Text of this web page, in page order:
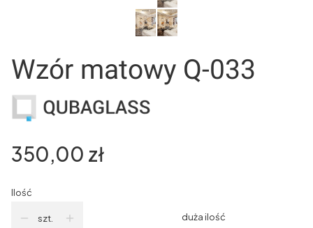
Wzór matowy Q-033
Cena
350,00 zł
Ilość
szt. duża ilość